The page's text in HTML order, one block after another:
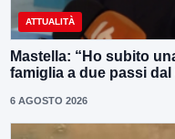
ATTUALITÀ
Mastella: “Ho subito
famiglia a due passi dal
6 AGOSTO 2026